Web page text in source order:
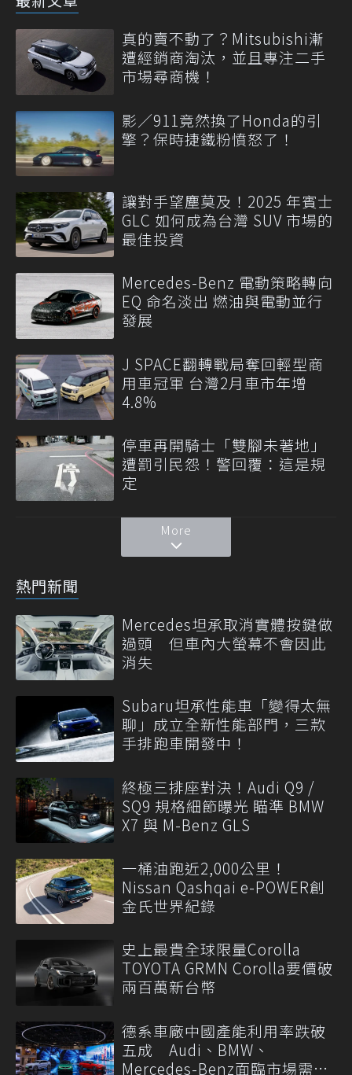
真的賣不動了？Mitsubishi漸
遭經銷商淘汰，並且專注二手
市場尋商機！
影／911竟然換了Honda的引
擎？保時捷鐵粉憤怒了！
讓對手望塵莫及！2025 年賓士
GLC 如何成為台灣 SUV 市場的
最佳投資
Mercedes-Benz 電動策略轉向
EQ 命名淡出 燃油與電動並行
發展
J SPACE翻轉戰局奪回輕型商
用車冠軍 台灣2月車市年增
4.8%
停車再開騎士「雙腳未著地」
遭罰引民怨！警回覆：這是規
定
More
熱門新聞
Mercedes坦承取消實體按鍵做
過頭 但車內大螢幕不會因此
消失
Subaru坦承性能車「變得太無
聊」成立全新性能部門，三款
手排跑車開發中！
終極三排座對決！Audi Q9 /
SQ9 規格細節曝光 瞄準 BMW
X7 與 M-Benz GLS
一桶油跑近2,000公里！
Nissan Qashqai e-POWER創
金氏世界紀錄
史上最貴全球限量Corolla
TOYOTA GRMN Corolla要價破
兩百萬新台幣
德系車廠中國產能利用率跌破
五成 Audi、BMW、
Mercedes-Benz面臨市場需求